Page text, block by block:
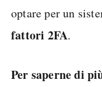
optare per un
fattori 2FA.
Per saperne di